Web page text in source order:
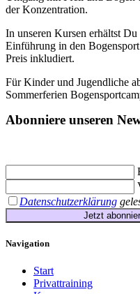
der Konzentration.
In unseren Kursen erhältst
Einführung in den
Preis inkludiert.
Für Kinder und Jugendliche
Sommerferien
Abonniere unseren
Datenschutzerklärung
Jetzt
Navigation
Start
Privattraining